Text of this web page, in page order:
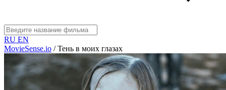
RU EN
MovieSense.io / Тень в моих глазах